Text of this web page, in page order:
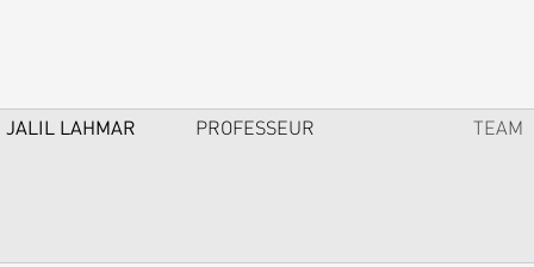
JALIL LAHMAR PROFESSEUR TEAM